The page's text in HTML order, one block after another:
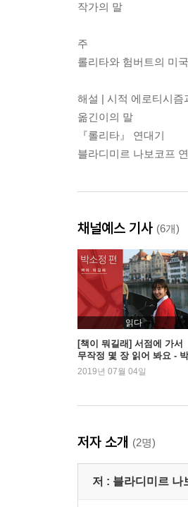
작가의 말
주
롤리타와 험버트의 미
해설 | 시적 에로티시
옮긴이의 말
『롤리타』 연대기
블라디미르 나보코프
채널예스 기사 (6개)
읽다
[책이 뭐길래] 서점에 가서
무작정 몇 장 읽어 봐요 - 박
소정 편
2019년 07월 04일
저자 소개 (2명)
저 : 블라디미르 나